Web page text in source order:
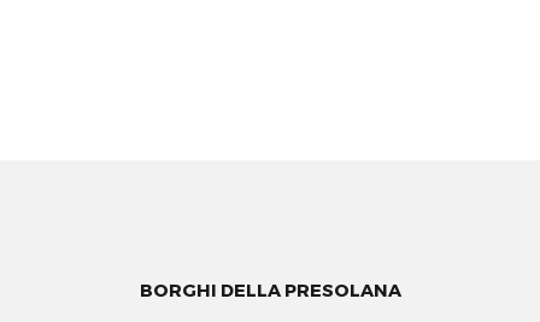
BORGHI DELLA PRESOLANA